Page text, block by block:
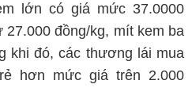
lớn có giá mức 37.0000
đồng/kg, mít kem ba
khi đó, các thương lái mua
hơn mức giá trên 2.000